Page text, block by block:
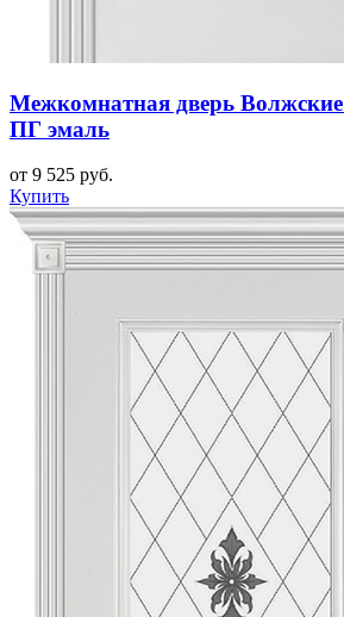
Межкомнатная дверь
ПГ эмаль
от 9 525 руб.
Купить